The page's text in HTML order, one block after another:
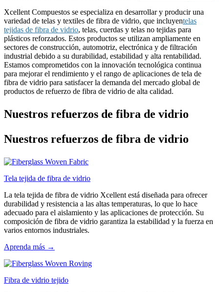
Xcellent Compuestos se especializa en desarrollar y producir una
variedad de telas y textiles de fibra de vidrio, que incluyentelas
tejidas de fibra de vidrio, telas, cuerdas y telas no tejidas para
plásticos reforzados. Estos productos se utilizan ampliamente en
sectores de construcción, automotriz, electrónica y de filtración
industrial debido a su durabilidad, estabilidad y alta rentabilidad.
Estamos comprometidos con la innovación tecnológica continua
para mejorar el rendimiento y el rango de aplicaciones de tela de
fibra de vidrio para satisfacer la demanda del mercado global de
productos de refuerzo de fibra de vidrio de alta calidad.
Nuestros refuerzos de fibra de vidrio
Nuestros refuerzos de fibra de vidrio
Tela tejida de fibra de vidrio
La tela tejida de fibra de vidrio Xcellent está diseñada para ofrecer
durabilidad y resistencia a las altas temperaturas, lo que lo hace
adecuado para el aislamiento y las aplicaciones de protección. Su
composición de fibra de vidrio garantiza la estabilidad y la fuerza en
varios entornos industriales.
Aprenda más →
Fibra de vidrio tejido